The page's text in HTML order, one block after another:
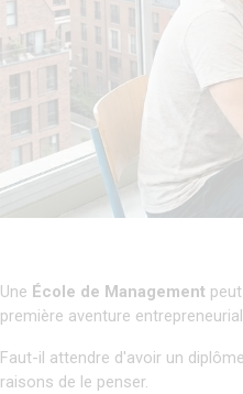
Une École de Management
première aventure
Faut-il attendre d'avoir un
raisons de le penser.